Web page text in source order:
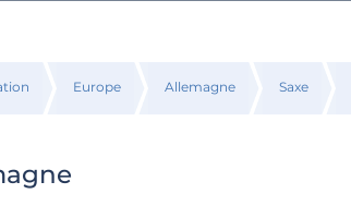
Europe Allemagne Saxe